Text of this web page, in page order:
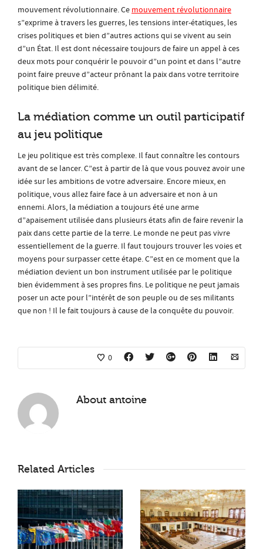
mouvement révolutionnaire. Ce mouvement révolutionnaire
s”exprime à travers les guerres, les tensions inter-étatiques, les
crises politiques et bien d”autres actions qui se vivent au sein
d”un État. Il est dont nécessaire toujours de faire un appel à ces
deux mots pour conquérir le pouvoir d”un point et dans l”autre
point faire preuve d”acteur prônant la paix dans votre territoire
politique bien délimité.
La médiation comme un outil participatif
au jeu politique
Le jeu politique est très complexe. Il faut connaître les contours
avant de se lancer. C”est à partir de là que vous pouvez avoir une
idée sur les ambitions de votre adversaire. Encore mieux, en
politique, vous allez faire face à un adversaire et non à un
ennemi. Alors, la médiation a toujours été une arme
d”apaisement utilisée dans plusieurs états afin de faire revenir la
paix dans cette partie de la terre. Le monde ne peut pas vivre
essentiellement de la guerre. Il faut toujours trouver les voies et
moyens pour surpasser cette étape. C”est en ce moment que la
médiation devient un bon instrument utilisée par le politique
bien évidemment à ses propres fins. Le politique ne peut jamais
poser un acte pour l”intérêt de son peuple ou de ses militants
que non ! Il le fait toujours à cause de la conquête du pouvoir.
0
About antoine
Related Articles